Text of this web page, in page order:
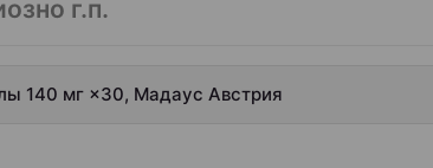
г.п.
140 мг ×30, Мадаус Австрия